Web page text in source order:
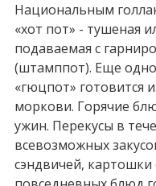
Национальным
«хот пот» - тушеная
подаваемая с
(штамппот). Еще
«гюцпот» готовится
моркови. Горячие
ужин. Перекусы в
всевозможных
сэндвичей,